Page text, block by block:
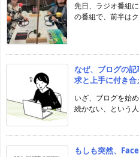
先日、ラジオ番組
の番組で、前半は
なぜ、ブログの
求と上手に付き合
いざ、ブログを始
続かない、という
もしも突然、